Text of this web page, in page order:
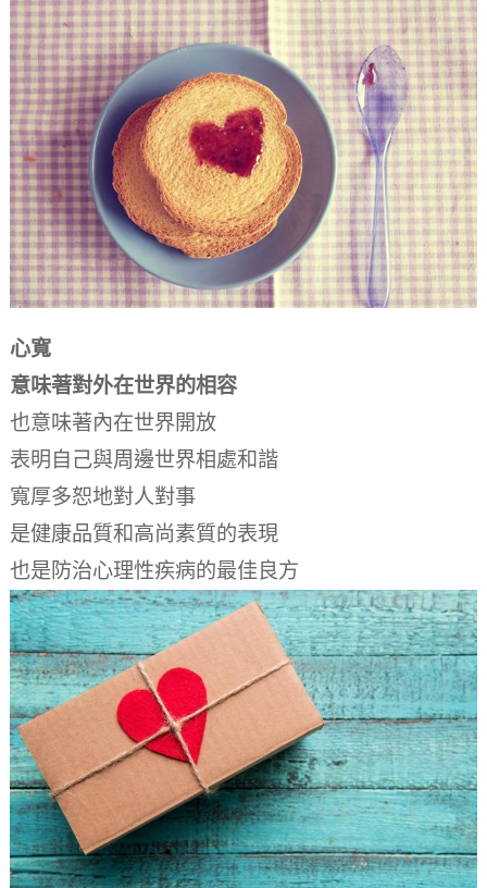
心寬
意味著對外在世界的相容
也意味著內在世界開放
表明自己與周邊世界相處和諧
寬厚多恕地對人對事
是健康品質和高尚素質的表現
也是防治心理性疾病的最佳良方